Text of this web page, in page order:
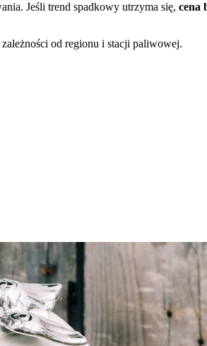
Jeśli trend spadkowy utrzyma się, cena
od regionu i stacji paliwowej.